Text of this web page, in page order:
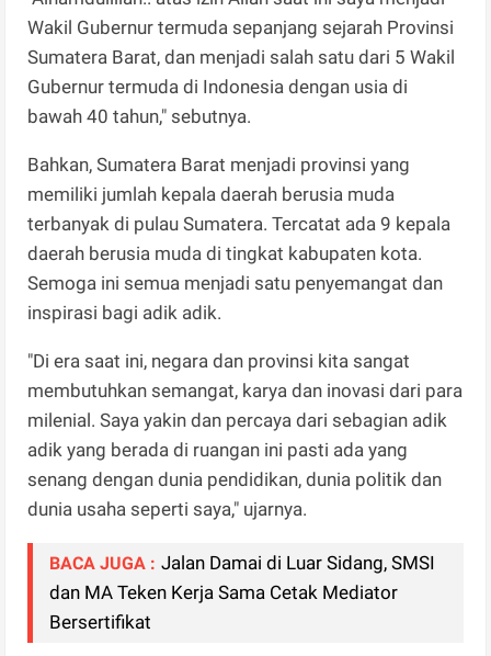
Wakil Gubernur termuda sepanjang sejarah Provinsi
Sumatera Barat, dan menjadi salah satu dari 5 Wakil
Gubernur termuda di Indonesia dengan usia di
bawah 40 tahun," sebutnya.
Bahkan, Sumatera Barat menjadi provinsi yang
memiliki jumlah kepala daerah berusia muda
terbanyak di pulau Sumatera. Tercatat ada 9 kepala
daerah berusia muda di tingkat kabupaten kota.
Semoga ini semua menjadi satu penyemangat dan
inspirasi bagi adik adik.
"Di era saat ini, negara dan provinsi kita sangat
membutuhkan semangat, karya dan inovasi dari para
milenial. Saya yakin dan percaya dari sebagian adik
adik yang berada di ruangan ini pasti ada yang
senang dengan dunia pendidikan, dunia politik dan
dunia usaha seperti saya," ujarnya.
BACA JUGA : Jalan Damai di Luar Sidang, SMSI
dan MA Teken Kerja Sama Cetak Mediator
Bersertifikat